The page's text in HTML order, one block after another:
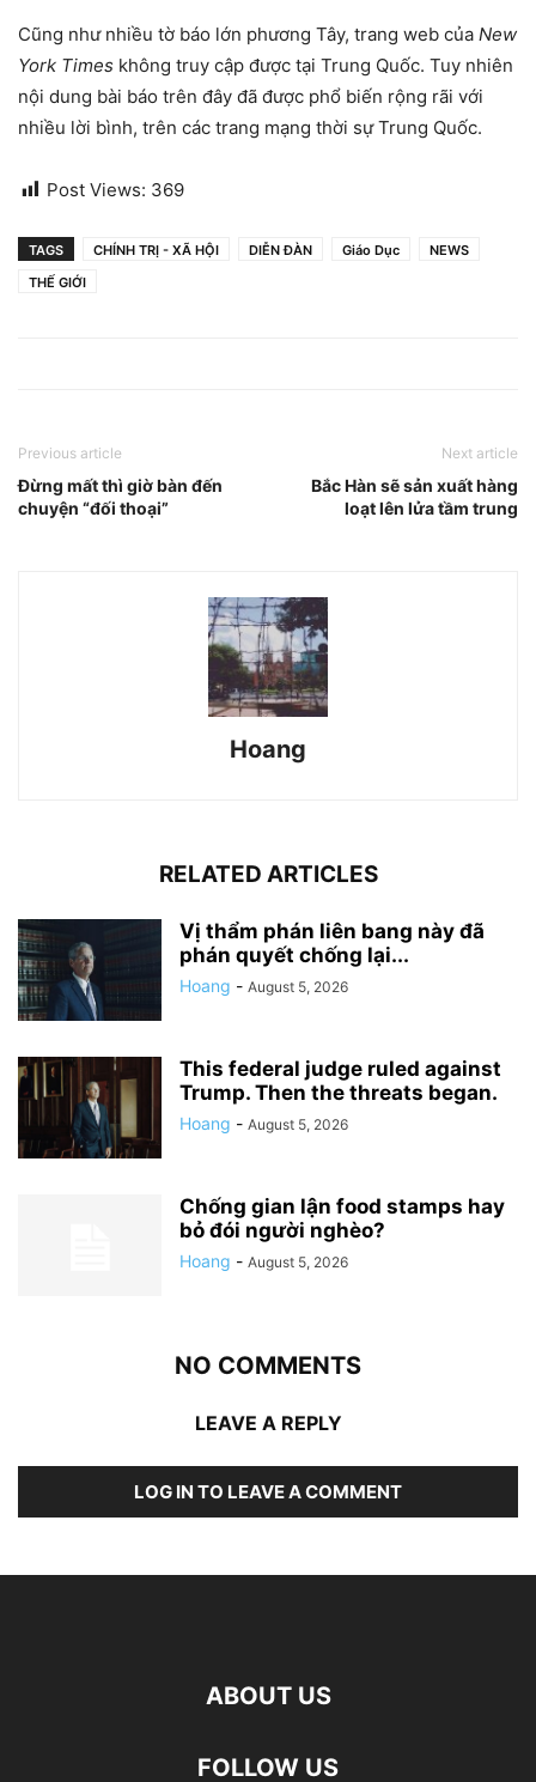
Cũng như nhiều tờ báo lớn phương Tây, trang web của New
York Times không truy cập được tại Trung Quốc. Tuy nhiên
nội dung bài báo trên đây đã được phổ biến rộng rãi với
nhiều lời bình, trên các trang mạng thời sự Trung Quốc.
Post Views: 369
TAGS CHÍNH TRỊ - XÃ HỘI DIỄN ĐÀN Giáo Dục
NEWS
THẾ GIỚI
Previous article
Đừng mất thì giờ bàn đến
chuyện “đối thoại”
Next article
Bắc Hàn sẽ sản xuất hàng
loạt lên lửa tầm trung
Hoang
RELATED ARTICLES
Vị thẩm phán liên bang này đã
phán quyết chống lại...
Hoang - August 5, 2026
This federal judge ruled against
Trump. Then the threats began.
Hoang - August 5, 2026
Chống gian lận food stamps hay
bỏ đói người nghèo?
Hoang - August 5, 2026
NO COMMENTS
LEAVE A REPLY
LOG IN TO LEAVE A COMMENT
ABOUT US
FOLLOW US